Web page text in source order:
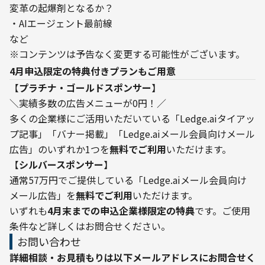
変革の起爆剤となるか？
・AIエージェント最前線
など
※コンテンツは予告なく変更する可能性がございます。
4月申込限定の特典付きプランもご用意
【プラチナ・ゴールドスポンサー】
＼実績多数の広告メニューが0円！／
多くの企業様にご活用いただいている「Ledge.aiタイアッ
プ記事」「バナー掲載」「Ledge.aiメール会員向けメール
広告」のいずれか1つを無料でご利用いただけます。
【シルバースポンサー】
通常57万円でご提供している「Ledge.aiメール会員向け
メール広告」を無料でご利用いただけます。
いずれも4月末までの申込企業様限定の特典です。ご使用
条件など詳しくはお問合せください。
お問い合わせ
詳細相談・お見積もりは以下メールアドレスにお問合せく